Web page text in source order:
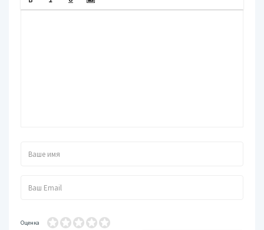
Оценка